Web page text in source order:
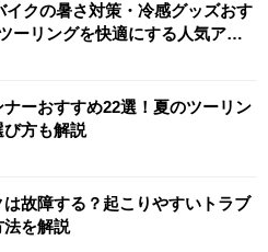
イクの暑さ対策・冷感グッズおす
ーリングを快適にする人気アイ
ーおすすめ22選！夏のツーリン
び方も解説
故障する？起こりやすいトラブ
法を解説